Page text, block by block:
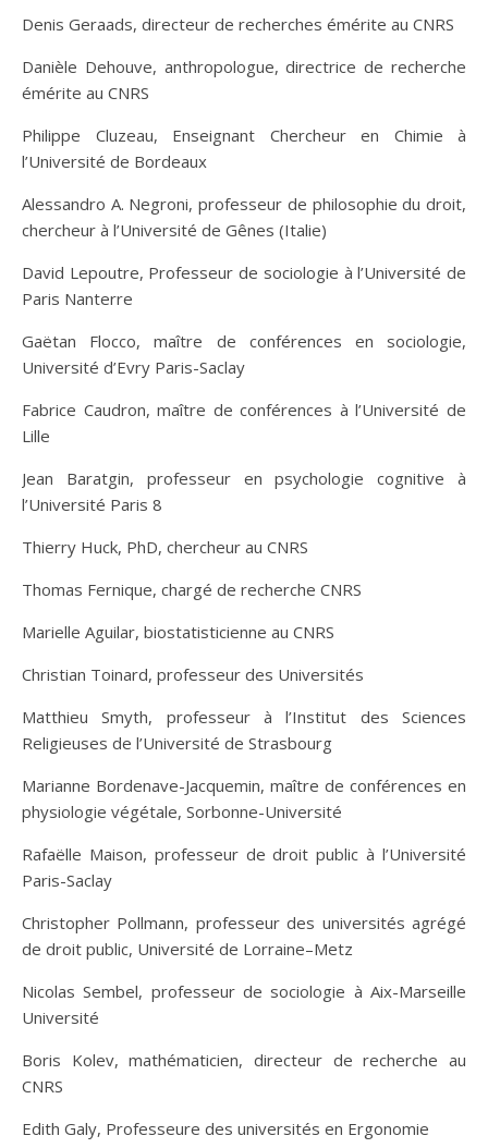
Denis Geraads, directeur de recherches émérite au CNRS
Danièle Dehouve, anthropologue, directrice de recherche
émérite au CNRS
Philippe Cluzeau, Enseignant Chercheur en Chimie à
l’Université de Bordeaux
Alessandro A. Negroni, professeur de philosophie du droit,
chercheur à l’Université de Gênes (Italie)
David Lepoutre, Professeur de sociologie à l’Université de
Paris Nanterre
Gaëtan Flocco, maître de conférences en sociologie,
Université d’Evry Paris-Saclay
Fabrice Caudron, maître de conférences à l’Université de
Lille
Jean Baratgin, professeur en psychologie cognitive à
l’Université Paris 8
Thierry Huck, PhD, chercheur au CNRS
Thomas Fernique, chargé de recherche CNRS
Marielle Aguilar, biostatisticienne au CNRS
Christian Toinard, professeur des Universités
Matthieu Smyth, professeur à l’Institut des Sciences
Religieuses de l’Université de Strasbourg
Marianne Bordenave-Jacquemin, maître de conférences en
physiologie végétale, Sorbonne-Université
Rafaëlle Maison, professeur de droit public à l’Université
Paris-Saclay
Christopher Pollmann, professeur des universités agrégé
de droit public, Université de Lorraine–Metz
Nicolas Sembel, professeur de sociologie à Aix-Marseille
Université
Boris Kolev, mathématicien, directeur de recherche au
CNRS
Edith Galy, Professeure des universités en Ergonomie